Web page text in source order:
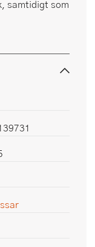
samtidigt som